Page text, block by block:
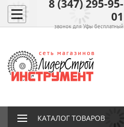
8 (347) 295-95-
01
звонок для Уфы бесплатный
КАТАЛОГ ТОВАРОВ